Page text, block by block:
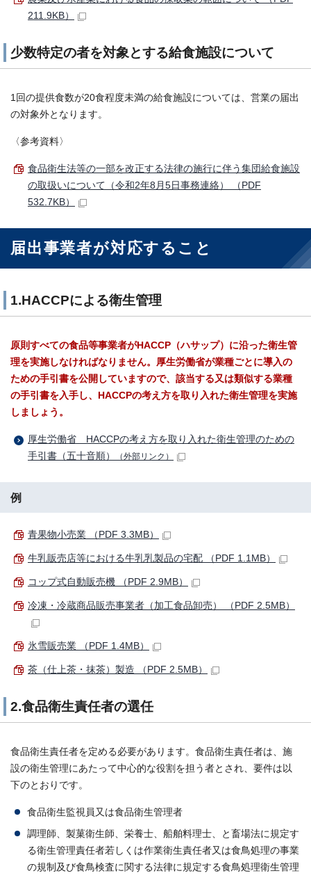
211.9KB）
少数特定の者を対象とする給食施設について
1回の提供食数が20食程度未満の給食施設については、営業の届出
の対象外となります。
〈参考資料〉
食品衛生法等の一部を改正する法律の施行に伴う集団給食施設
の取扱いについて（令和2年8月5日事務連絡） （PDF
532.7KB）
届出事業者が対応すること
1.HACCPによる衛生管理
原則すべての食品等事業者がHACCP（ハサップ）に沿った衛生管
理を実施しなければなりません。厚生労働省が業種ごとに導入の
ための手引書を公開していますので、該当する又は類似する業種
の手引書を入手し、HACCPの考え方を取り入れた衛生管理を実施
しましょう。
厚生労働省 HACCPの考え方を取り入れた衛生管理のための
手引書（五十音順）
（外部リンク）
例
青果物小売業 （PDF 3.3MB）
牛乳販売店等における牛乳乳製品の宅配 （PDF 1.1MB）
コップ式自動販売機 （PDF 2.9MB）
冷凍・冷蔵商品販売事業者（加工食品卸売） （PDF 2.5MB）
氷雪販売業 （PDF 1.4MB）
茶（仕上茶・抹茶）製造 （PDF 2.5MB）
2.食品衛生責任者の選任
食品衛生責任者を定める必要があります。食品衛生責任者は、施
設の衛生管理にあたって中心的な役割を担う者とされ、要件は以
下のとおりです。
食品衛生監視員又は食品衛生管理者
調理師、製菓衛生師、栄養士、船舶料理士、と畜場法に規定す
る衛生管理責任者若しくは作業衛生責任者又は食鳥処理の事業
の規制及び食鳥検査に関する法律に規定する食鳥処理衛生管理